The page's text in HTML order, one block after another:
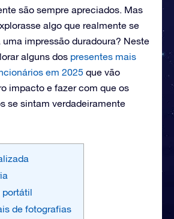
são sempre apreciados. Mas
algo que realmente se
impressão duradoura? Neste
alguns dos presentes mais
em 2025 que vão
impacto e fazer com que os
se sintam verdadeiramente
portátil
de fotografias